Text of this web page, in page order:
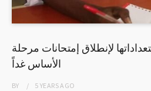
لإنطلاق إمتحانات مرحلة
الأساس غداً
BY 5 YEARSAGO